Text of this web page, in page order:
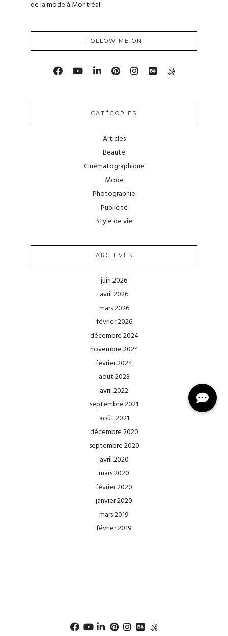
de la mode à Montréal.
FOLLOW ME ON
CATÉGORIES
Articles
Beauté
Cinématographique
Mode
Photographie
Publicité
Style de vie
ARCHIVES
juin 2026
avril 2026
mars 2026
février 2026
décembre 2024
novembre 2024
février 2024
août 2023
avril 2022
septembre 2021
août 2021
décembre 2020
septembre 2020
avril 2020
mars 2020
février 2020
janvier 2020
mars 2019
février 2019